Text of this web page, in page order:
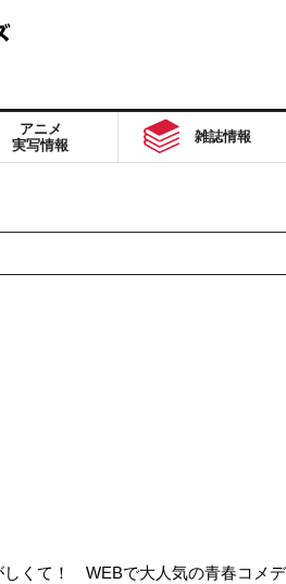
アニメ
実写情報
雑誌情報
くて！ WEBで大人気の青春コメデ